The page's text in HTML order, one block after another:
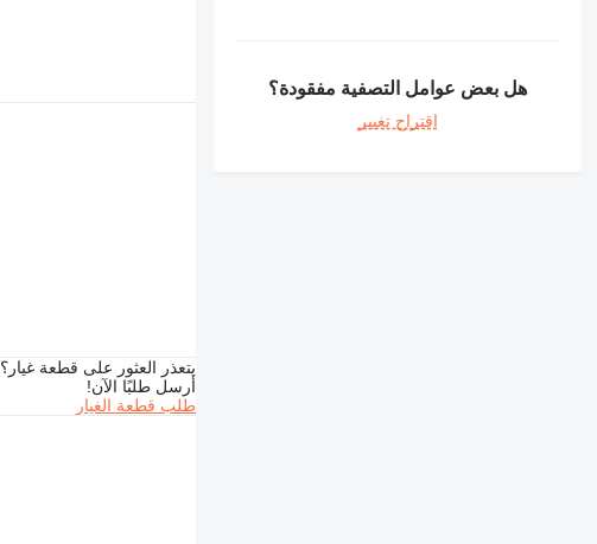
هل بعض عوامل التصفية مفقودة؟
اقتراح تغيير
يتعذر العثور على قطعة غيار؟
أرسل طلبًا الآن!
طلب قطعة الغيار